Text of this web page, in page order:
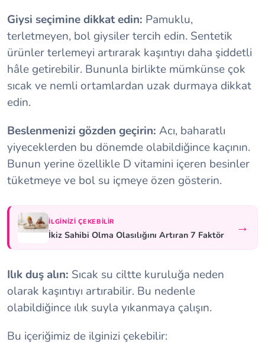
Giysi seçimine dikkat edin: Pamuklu,
terletmeyen, bol giysiler tercih edin. Sentetik
ürünler terlemeyi artırarak kaşıntıyı daha şiddetli
hâle getirebilir. Bununla birlikte mümkünse çok
sıcak ve nemli ortamlardan uzak durmaya dikkat
edin.
Beslenmenizi gözden geçirin: Acı, baharatlı
yiyeceklerden bu dönemde olabildiğince kaçının.
Bunun yerine özellikle D vitamini içeren besinler
tüketmeye ve bol su içmeye özen gösterin.
İLGINIZI ÇEKEBILIR
İkiz Sahibi Olma Olasılığını Artıran 7 Faktör →
Ilık duş alın: Sıcak su ciltte kuruluğa neden
olarak kaşıntıyı artırabilir. Bu nedenle
olabildiğince ılık suyla yıkanmaya çalışın.
Bu içeriğimiz de ilginizi çekebilir: